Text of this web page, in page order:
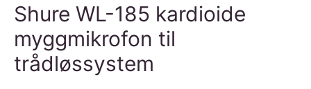
Shure WL-185 kardioide
myggmikrofon til
trådløssystem